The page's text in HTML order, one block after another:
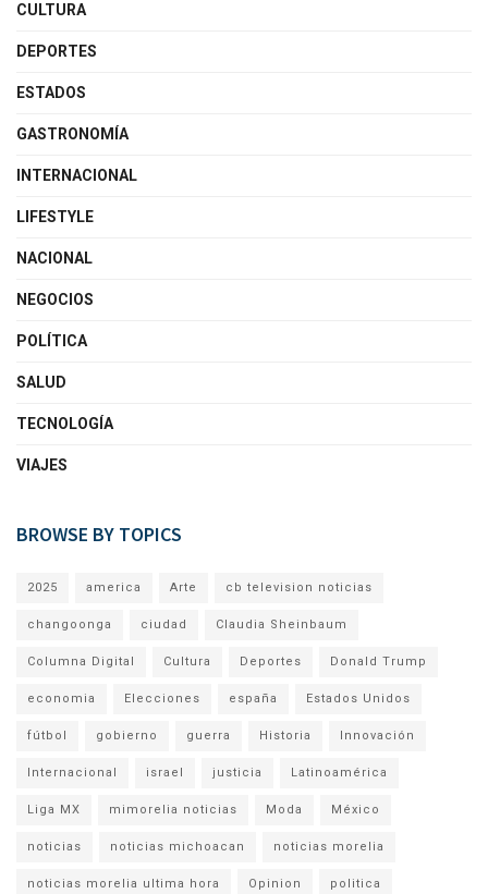
CULTURA
DEPORTES
ESTADOS
GASTRONOMÍA
INTERNACIONAL
LIFESTYLE
NACIONAL
NEGOCIOS
POLÍTICA
SALUD
TECNOLOGÍA
VIAJES
BROWSE BY TOPICS
2025 america Arte cb television noticias
changoonga ciudad Claudia Sheinbaum
Columna Digital Cultura Deportes Donald Trump
economia Elecciones españa Estados Unidos
fútbol gobierno guerra Historia Innovación
Internacional israel justicia Latinoamérica
Liga MX mimorelia noticias Moda México
noticias noticias michoacan noticias morelia
noticias morelia ultima hora Opinion politica